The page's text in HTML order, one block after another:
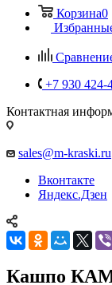
Корзина0
+7 930 424-
Контактная
sales@m-kraski.ru
Вконтакте
Яндекс.Дзен
Кашпо